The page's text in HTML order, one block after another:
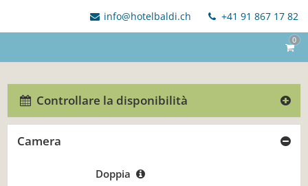
info@hotelbaldi.ch +41 91 867 17 82
0
Controllare la disponibilità
Camera
Doppia